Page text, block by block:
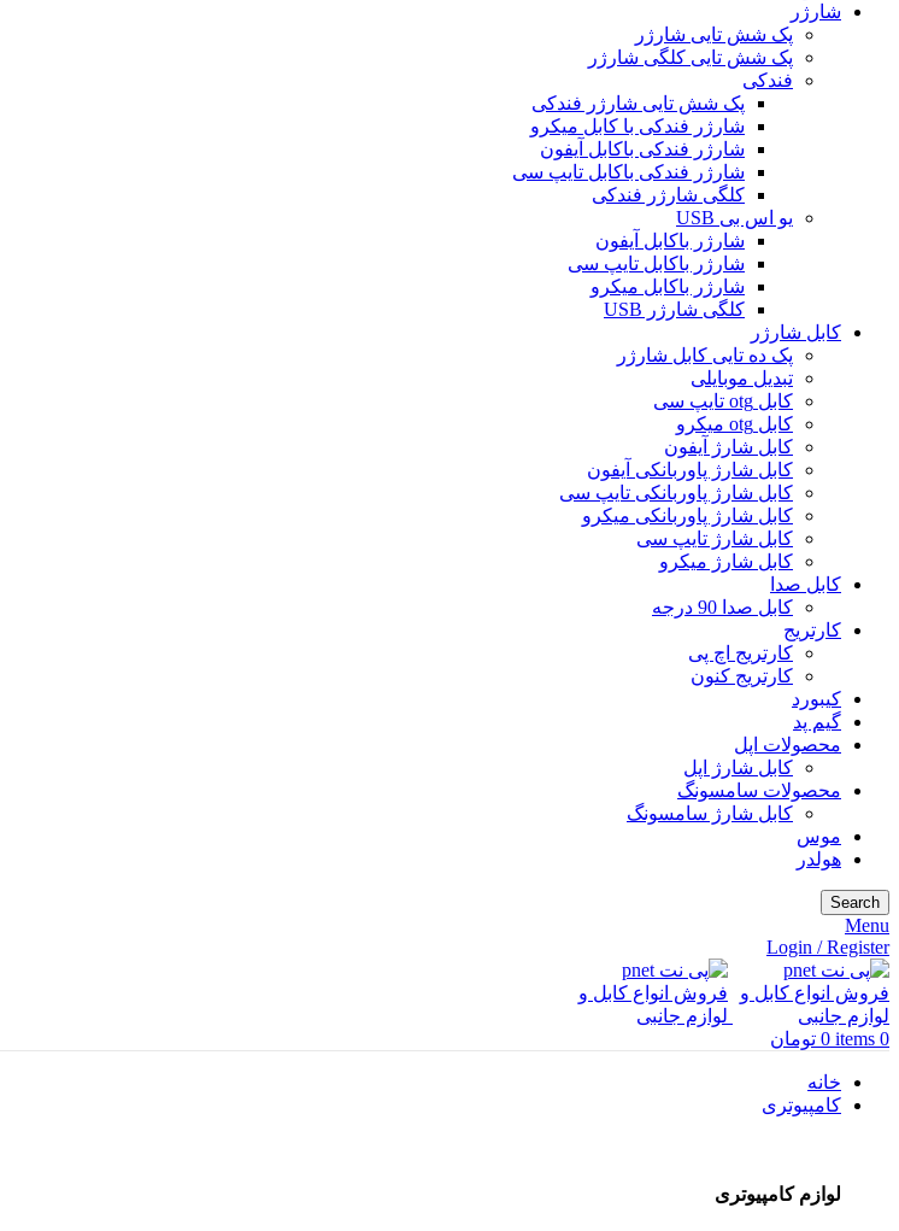
شارژر
پک شش تایی شارژر
پک شش تایی کلگی شارژر
فندکی
پک شش تایی شارژر فندکی
شارژر فندکی با کابل میکرو
شارژر فندکی باکابل آیفون
شارژر فندکی باکابل تایپ سی
کلگی شارژر فندکی
یو اس بی USB
شارژر باکابل آیفون
شارژر باکابل تایپ سی
شارژر باکابل میکرو
کلگی شارژر USB
کابل شارژر
پک ده تایی کابل شارژر
تبدیل موبایلی
کابل otg تایپ سی
کابل otg میکرو
کابل شارژ آیفون
کابل شارژ پاوربانکی آیفون
کابل شارژ پاوربانکی تایپ سی
کابل شارژ پاوربانکی میکرو
کابل شارژ تایپ سی
کابل شارژ میکرو
کابل صدا
کابل صدا 90 درجه
کارتریج
کارتریج اچ پی
کارتریج کنون
کیبورد
گیم پد
محصولات اپل
کابل شارژ اپل
محصولات سامسونگ
کابل شارژ سامسونگ
موس
هولدر
Search
Menu
Login / Register
0
items
0 تومان
خانه
کامپیوتری
لوازم کامپیوتری